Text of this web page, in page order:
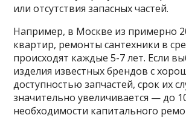
или отсутствия запасных частей.
Например, в Москве из примерно
квартир, ремонты сантехники в
происходят каждые 5-7 лет. Если
изделия известных брендов с
доступностью запчастей, срок их
значительно увеличивается — до
необходимости капитального